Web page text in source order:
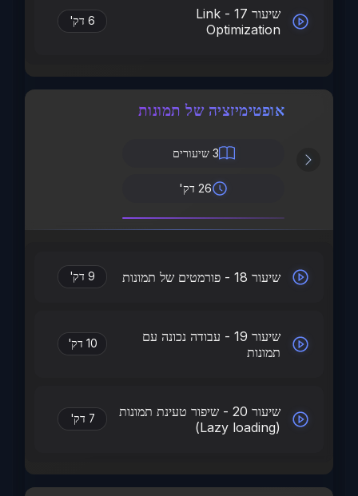
שיעור 17 - Link
Optimization
6 דק'
אופטימיזציה של תמונות
3 שיעורים
26 דק'
שיעור 18 - פורמטים של תמונות 9 דק'
שיעור 19 - עבודה נכונה עם
תמונות
10 דק'
שיעור 20 - שיפור טעינת תמונות
(Lazy loading)
7 דק'